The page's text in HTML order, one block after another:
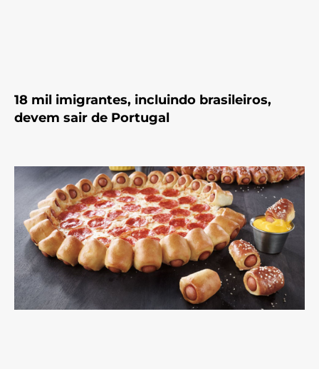
18 mil imigrantes, incluindo brasileiros,
devem sair de Portugal